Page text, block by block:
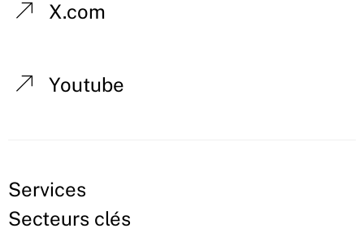
X.com
Youtube
Services
Secteurs clés